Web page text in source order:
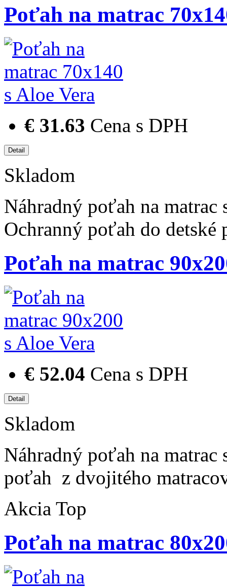
Poťah na matrac
€ 31.63 Cena s DPH
Skladom
Náhradný poťah na matrac
Ochranný poťah do
Poťah na matrac
€ 52.04 Cena s DPH
Skladom
Náhradný poťah na matrac
poťah z dvojitého
Akcia Top
Poťah na matrac